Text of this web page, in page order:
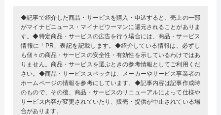
◆記事で紹介した商品・サービスを購入・申込すると、売上の一部
がマイナビニュース・マイナビウーマンに還元されることがありま
す。◆特定商品・サービスの広告を行う場合には、商品・サービス
情報に「PR」表記を記載します。◆紹介している情報は、必ずし
も個々の商品・サービスの安全性・有効性を示しているわけではあ
りません。商品・サービスを選ぶときの参考情報としてご利用くだ
さい。◆商品・サービススペックは、メーカーやサービス事業者の
ホームページの情報を参考にしています。◆記事内容は記事作成時
のもので、その後、商品・サービスのリニューアルによって仕様や
サービス内容が変更されていたり、販売・提供が中止されている場
合があります。